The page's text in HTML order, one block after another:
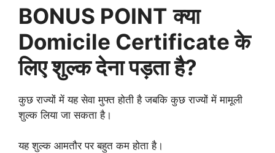
BONUS POINT क्या
Domicile Certificate के
लिए शुल्क देना पड़ता है?
कुछ राज्यों में यह सेवा मुफ्त होती है जबकि कुछ राज्यों में मामूली
शुल्क लिया जा सकता है।
यह शुल्क आमतौर पर बहुत कम होता है।